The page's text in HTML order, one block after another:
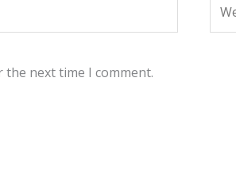
the next time I comment.